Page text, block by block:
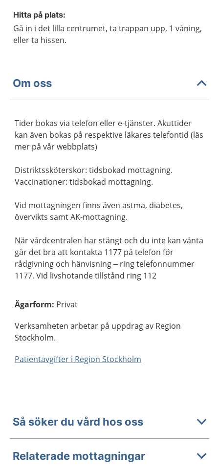
Hitta på plats:
Gå in i det lilla centrumet, ta trappan upp, 1 våning,
eller ta hissen.
Om oss
Tider bokas via telefon eller e-tjänster. Akuttider
kan även bokas på respektive läkares telefontid (läs
mer på vår webbplats)
Distriktssköterskor: tidsbokad mottagning.
Vaccinationer: tidsbokad mottagning.
Vid mottagningen finns även astma, diabetes,
övervikts samt AK-mottagning.
När vårdcentralen har stängt och du inte kan vänta
går det bra att kontakta 1177 på telefon för
rådgivning och hänvisning – ring telefonnummer
1177. Vid livshotande tillstånd ring 112
Ägarform: Privat
Verksamheten arbetar på uppdrag av Region
Stockholm.
Patientavgifter i Region Stockholm
Så söker du vård hos oss
Relaterade mottagningar